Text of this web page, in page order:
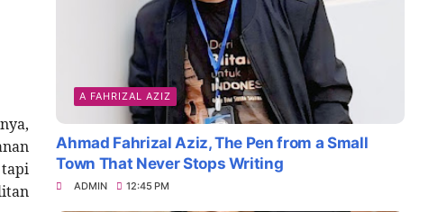
A FAHRIZAL AZIZ
Ahmad Fahrizal Aziz, The Pen from a Small
Town That Never Stops Writing
ADMIN 12:45 PM